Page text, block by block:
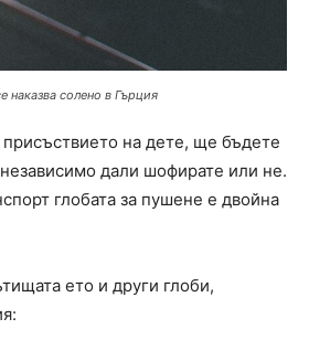
наказва солено в Гърция
на дете, ще бъдете
дали шофирате или не.
глобата за пушене е двойна
ето и други глоби,